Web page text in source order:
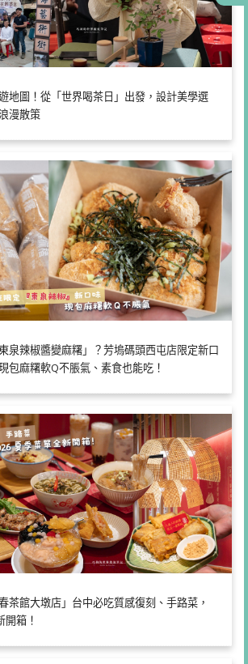
地圖！從「世界喝茶日」出發，設計美學選
漫散策
泉辣椒醬變麻糬」？芳塢碼頭西屯店限定新口
包麻糬軟Q不脹氣、素食也能吃！
茶館大墩店」台中必吃質感復刻、手路菜，
箱！